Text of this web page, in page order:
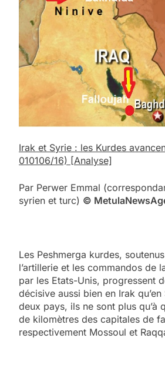
Irak et Syrie : les Kurdes
010106/16) [Analyse]
Par Perwer Emmal
syrien et turc) © MetulaNewsA
Les Peshmerga kurdes,
l’artillerie et les commandos de
par les Etats-Unis, progressent
décisive aussi bien en Irak
deux pays, ils ne sont plus qu’à
de kilomètres des capitales de
respectivement Mossoul et